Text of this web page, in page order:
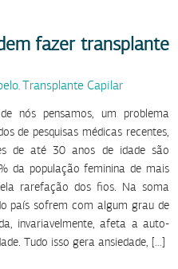
fazer transplante
, Transplante Capilar
nós pensamos, um problema
de pesquisas médicas recentes,
de até 30 anos de idade são
da população feminina de mais
rarefação dos fios. Na soma
país sofrem com algum grau de
invariavelmente, afeta a auto-
Tudo isso gera ansiedade, […]